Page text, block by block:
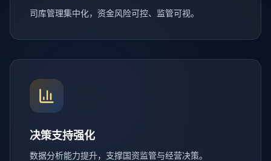
司库管理集中化，资金风险可控、监管可视。
决策支持强化
数据分析能力提升，支撑国资监管与经营决策。